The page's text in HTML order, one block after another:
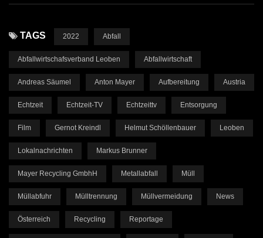
TAGS 2022 Abfall
Abfallwirtschafsverband Leoben Abfallwirtschaft
Andreas Säumel Anton Mayer Aufbereitung Austria
Echtzeit Echtzeit-TV Echtzeittv Entsorgung
Film Gernot Kreindl Helmut Schöllenbauer Leoben
Lokalnachrichten Markus Brunner
Mayer Recycling GmbhH Metallabfall Müll
Müllabfuhr Mülltrennung Müllvermeidung News
Österreich Recycling Reportage